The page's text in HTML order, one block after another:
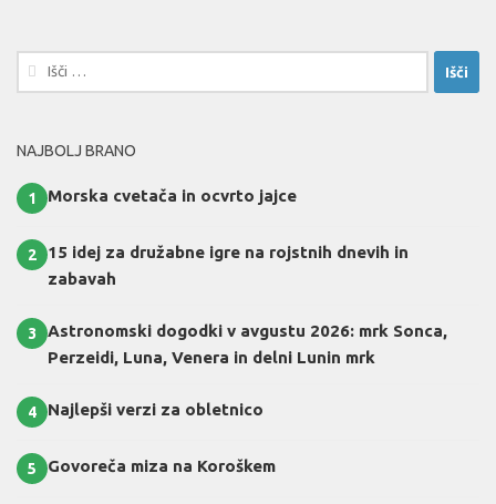
Išči:
NAJBOLJ BRANO
1 Morska cvetača in ocvrto jajce
2
15 idej za družabne igre na rojstnih dnevih in
zabavah
3
Astronomski dogodki v avgustu 2026: mrk Sonca,
Perzeidi, Luna, Venera in delni Lunin mrk
4 Najlepši verzi za obletnico
5 Govoreča miza na Koroškem